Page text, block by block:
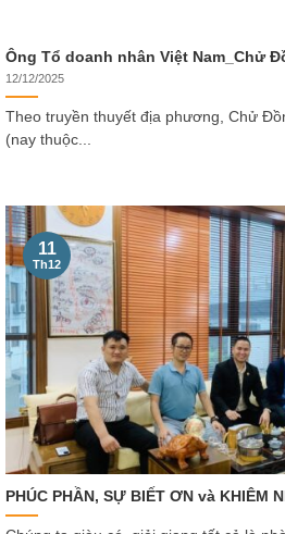
Ông Tổ doanh nhân Việt Nam_Chử
12/12/2025
Theo truyền thuyết địa phương, Chử
(nay thuộc...
PHÚC PHẦN, SỰ BIẾT ƠN và KHIÊM
11
Th12